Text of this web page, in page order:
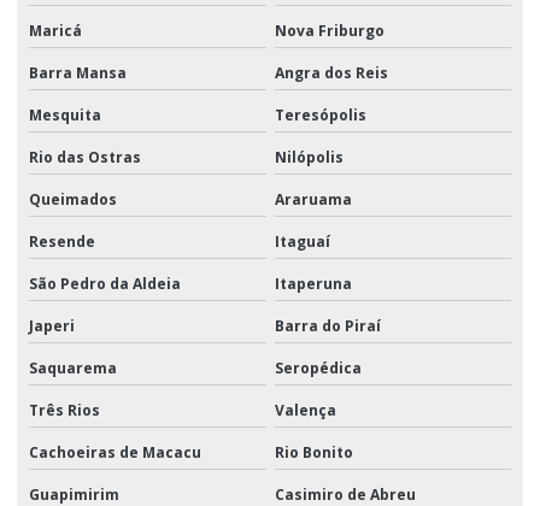
Maricá Nova Friburgo
Barra Mansa Angra dos Reis
Mesquita Teresópolis
Rio das Ostras Nilópolis
Queimados Araruama
Resende Itaguaí
São Pedro da Aldeia Itaperuna
Japeri Barra do Piraí
Saquarema Seropédica
Três Rios Valença
Cachoeiras de Macacu Rio Bonito
Guapimirim Casimiro de Abreu